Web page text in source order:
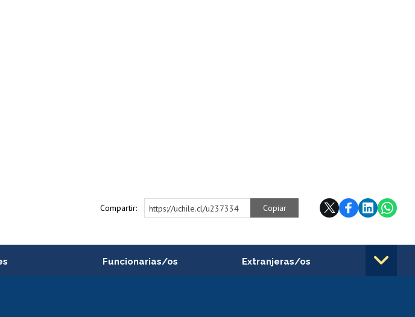
Compartir: https://uchile.cl/u237334 Copiar
Funcionarias/os Extranjeras/os